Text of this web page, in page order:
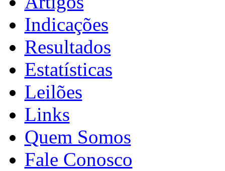
Indicações
Resultados
Estatísticas
Leilões
Links
Quem Somos
Fale Conosco